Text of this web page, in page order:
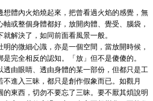
體內火焰燒起來，把曾看過火焰的感覺，無
或整個身體都好，放開肉體、覺受、腦袋，
解決了，如同前面看風景一般。
的微細心識，亦是一個空間，當放開時候，
完全相反的認知。「放」但不是傻傻的。
透由眼睛、透由身體的某一部份，但都只是工
進入三昧，都只是創作假象而已。如觀月
東西，切勿不要忘了三昧。要不厭其煩說明